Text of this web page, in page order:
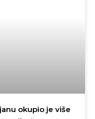
okupio je više